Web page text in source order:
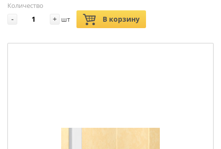
Количество
- + шт В корзину